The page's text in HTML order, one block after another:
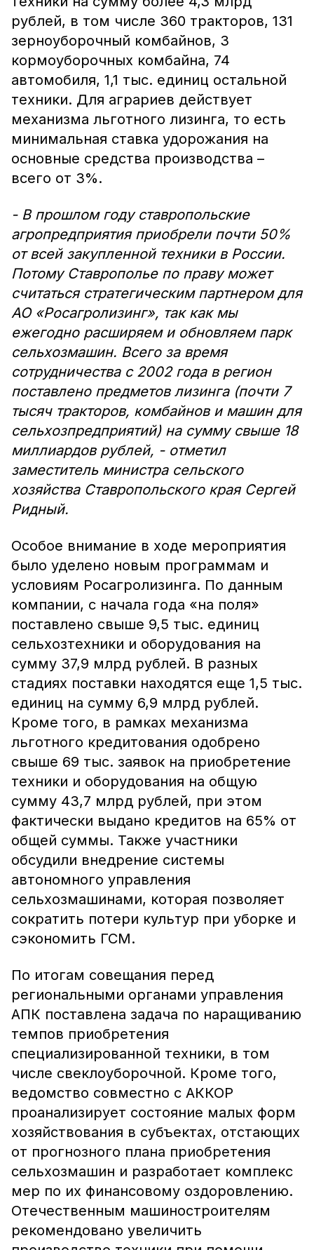
рублей, в том числе 360 тракторов, 131
зерноуборочный комбайнов, 3
кормоуборочных комбайна, 74
автомобиля, 1,1 тыс. единиц остальной
техники. Для аграриев действует
механизма льготного лизинга, то есть
минимальная ставка удорожания на
основные средства производства –
всего от 3%.
- В прошлом году ставропольские
агропредприятия приобрели почти 50%
от всей закупленной техники в России.
Потому Ставрополье по праву может
считаться стратегическим партнером для
АО «Росагролизинг», так как мы
ежегодно расширяем и обновляем парк
сельхозмашин. Всего за время
сотрудничества с 2002 года в регион
поставлено предметов лизинга (почти 7
тысяч тракторов, комбайнов и машин для
сельхозпредприятий) на сумму свыше 18
миллиардов рублей, - отметил
заместитель министра сельского
хозяйства Ставропольского края Сергей
Ридный.
Особое внимание в ходе мероприятия
было уделено новым программам и
условиям Росагролизинга. По данным
компании, с начала года «на поля»
поставлено свыше 9,5 тыс. единиц
сельхозтехники и оборудования на
сумму 37,9 млрд рублей. В разных
стадиях поставки находятся еще 1,5 тыс.
единиц на сумму 6,9 млрд рублей.
Кроме того, в рамках механизма
льготного кредитования одобрено
свыше 69 тыс. заявок на приобретение
техники и оборудования на общую
сумму 43,7 млрд рублей, при этом
фактически выдано кредитов на 65% от
общей суммы. Также участники
обсудили внедрение системы
автономного управления
сельхозмашинами, которая позволяет
сократить потери культур при уборке и
сэкономить ГСМ.
По итогам совещания перед
региональными органами управления
АПК поставлена задача по наращиванию
темпов приобретения
специализированной техники, в том
числе свеклоуборочной. Кроме того,
ведомство совместно с АККОР
проанализирует состояние малых форм
хозяйствования в субъектах, отстающих
от прогнозного плана приобретения
сельхозмашин и разработает комплекс
мер по их финансовому оздоровлению.
Отечественным машиностроителям
рекомендовано увеличить